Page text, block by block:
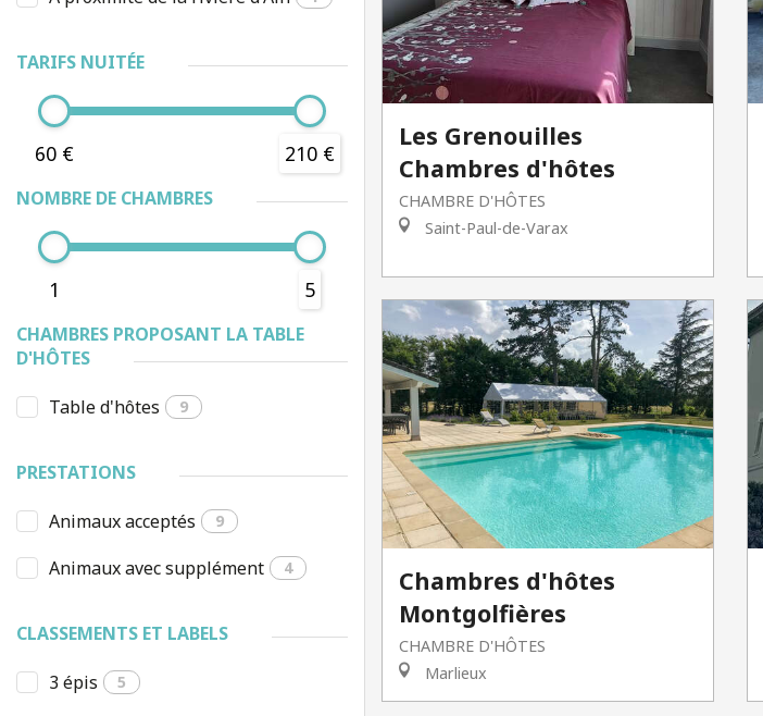
TARIFS NUITÉE
60 € 210 €
NOMBRE DE CHAMBRES
1 5
CHAMBRES PROPOSANT LA TABLE
D'HÔTES
Table d'hôtes 9
PRESTATIONS
Animaux acceptés 9
Animaux avec supplément 4
CLASSEMENTS ET LABELS
3 épis 5
Les Grenouilles
Chambres d'hôtes
CHAMBRE D'HÔTES
Saint-Paul-de-Varax
Chambres d'hôtes
Montgolfières
CHAMBRE D'HÔTES
Marlieux